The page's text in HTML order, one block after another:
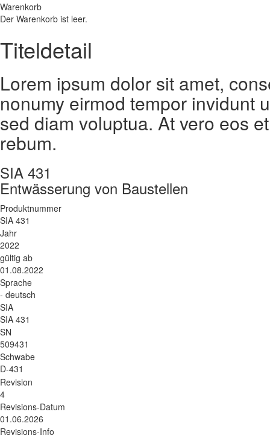
Warenkorb
Der Warenkorb ist leer.
Titeldetail
Lorem ipsum dolor sit amet,
nonumy eirmod tempor invidunt
sed diam voluptua. At vero eos
rebum.
SIA 431
Entwässerung von Baustellen
Produktnummer
SIA 431
Jahr
2022
gültig ab
01.08.2022
Sprache
- deutsch
SIA
SIA 431
SN
509431
Schwabe
D-431
Revision
4
Revisions-Datum
01.06.2026
Revisions-Info